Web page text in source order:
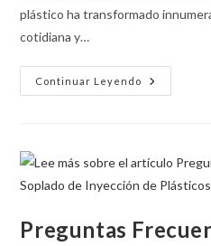
plástico ha transformado
cotidiana y…
Continuar Leyendo
Preguntas